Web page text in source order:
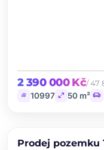
2 390 000 Kč/ 47
tag 10997 open_in_full 50 m² chair
PRODEJ
Prodej pozemku